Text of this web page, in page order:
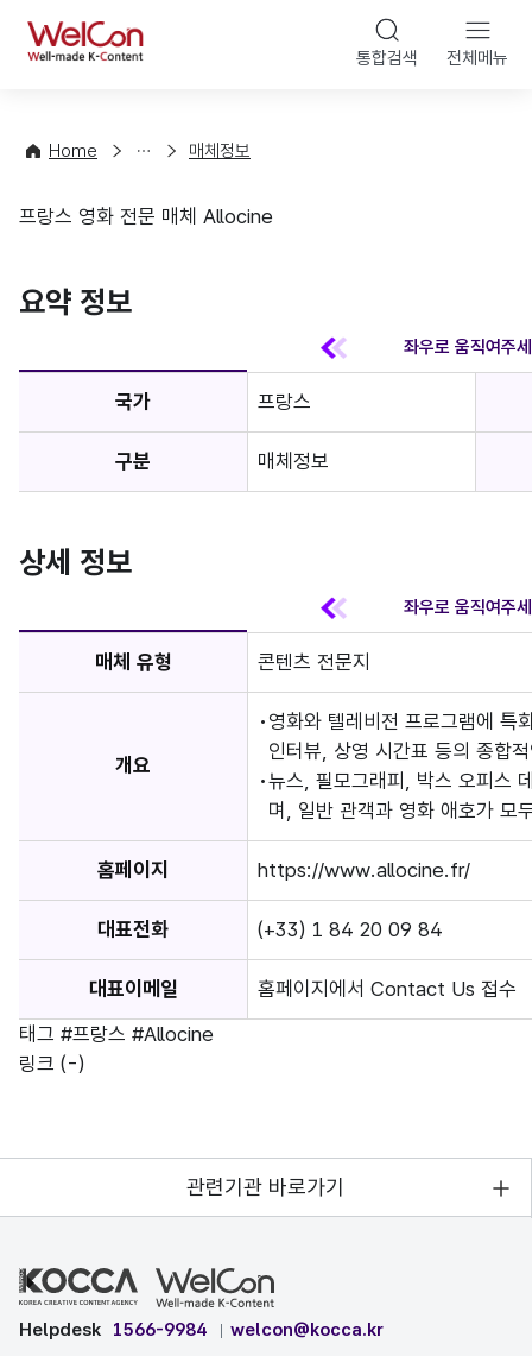
WelCon 통합검색 전체메뉴
Home
컨
팅
해
기
정
매체정보
매체정보
프랑스 영화 전문 매체 Allocine
요약 정보
국가 프랑스
구분 매체정보
상세 정보
매체 유형 콘텐츠 전문지
개요
영화와 텔레비전 프로그램에 특
인터뷰, 상영 시간표 등의 종합
뉴스, 필모그래피, 박스 오피스
며, 일반 관객과 영화 애호가 모
홈페이지 https://www.allocine.fr/
대표전화 (+33) 1 84 20 09 84
대표이메일
홈페이지에서 Contact Us 접수
태그 #프랑스 #Allocine
링크 (-)
관련기관 바로가기
Helpdesk 1566-9984
welcon@kocca.kr